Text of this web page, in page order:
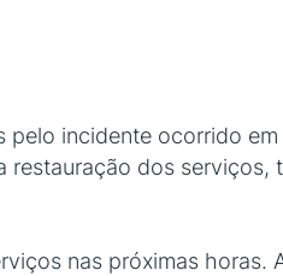
pelo incidente ocorrido
restauração dos serviços,
nas próximas horas.